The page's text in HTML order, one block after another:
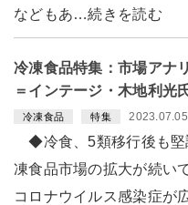
などもあ…続きを読む
冷凍食品特集：市場アナ
＝インテージ・木地利光
冷凍食品 特集 2023.07.05
◆冷食、5類移行後も
凍食品市場の拡大が続い
コロナウイルス感染症が